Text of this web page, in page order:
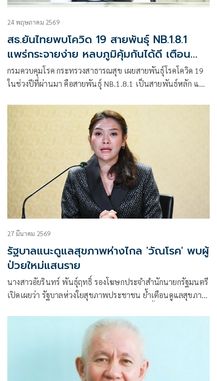
24 พฤษภาคม 2569
สธ.ยันไทยพบโควิด 19 สายพันธุ์ NB.1.8.1
แพร่กระจายง่าย หลบภูมิคุ้มกันได้ดี เตือน
รักษาสุขอนามัย
กรมควบคุมโรค กระทรวงสาธารณสุข เผยสายพันธุ์โรคโควิด 19
ในช่วงปีที่ผ่านมา คือสายพันธุ์ NB.1.8.1 เป็นสายพันธ์หลัก แต่
หรือโรครุนแรงมากขึ้น
27 มีนาคม 2569
รัฐบาลแนะดูแลสุขภาพห่างไกล 'วัณโรค' พบผู้
ป่วยใหม่แสนราย
นางสาวอัยรินทร์ พันธุ์ฤทธิ์ รองโฆษกประจำสำนักนายกรัฐมนตรี
เปิดเผยว่า รัฐบาลห่วงใยสุขภาพประชาชน ย้ำเตือนดูแลสุขภาพ